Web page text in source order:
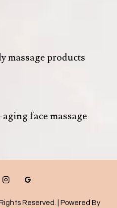
massage products
face massage
Reserved. | Powered By